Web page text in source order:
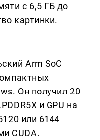
с 6,5 ГБ до
картинки.
Arm SoC
Он получил 20
и GPU на
или 6144
CUDA.